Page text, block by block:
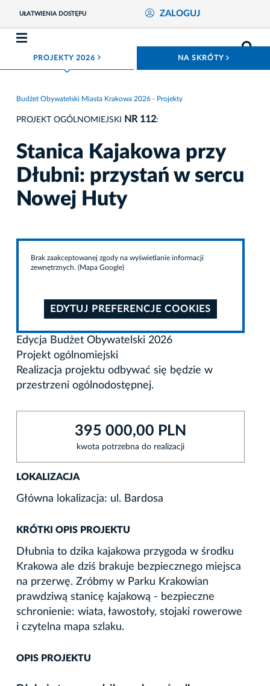
UŁATWIENIA DOSTĘPU ZALOGUJ
PROJEKTY 2026 ROZWIŃ MENU NA SKRÓTY
Budżet Obywatelski Miasta Krakowa 2026 - Projekty
PROJEKT OGÓLNOMIEJSKI NR 112:
Stanica Kajakowa przy
Dłubni: przystań w sercu
Nowej Huty
Brak zaakceptowanej zgody na wyświetlanie informacji
zewnętrznych. (Mapa Google)
EDYTUJ PREFERENCJE COOKIES
Edycja Budżet Obywatelski 2026
Projekt ogólnomiejski
Realizacja projektu odbywać się będzie w
przestrzeni ogólnodostępnej.
395 000,00 PLN
kwota potrzebna do realizacji
LOKALIZACJA
Główna lokalizacja: ul. Bardosa
KRÓTKI OPIS PROJEKTU
Dłubnia to dzika kajakowa przygoda w środku
Krakowa ale dziś brakuje bezpiecznego miejsca
na przerwę. Zróbmy w Parku Krakowian
prawdziwą stanicę kajakową - bezpieczne
schronienie: wiata, ławostoły, stojaki rowerowe
i czytelna mapa szlaku.
OPIS PROJEKTU